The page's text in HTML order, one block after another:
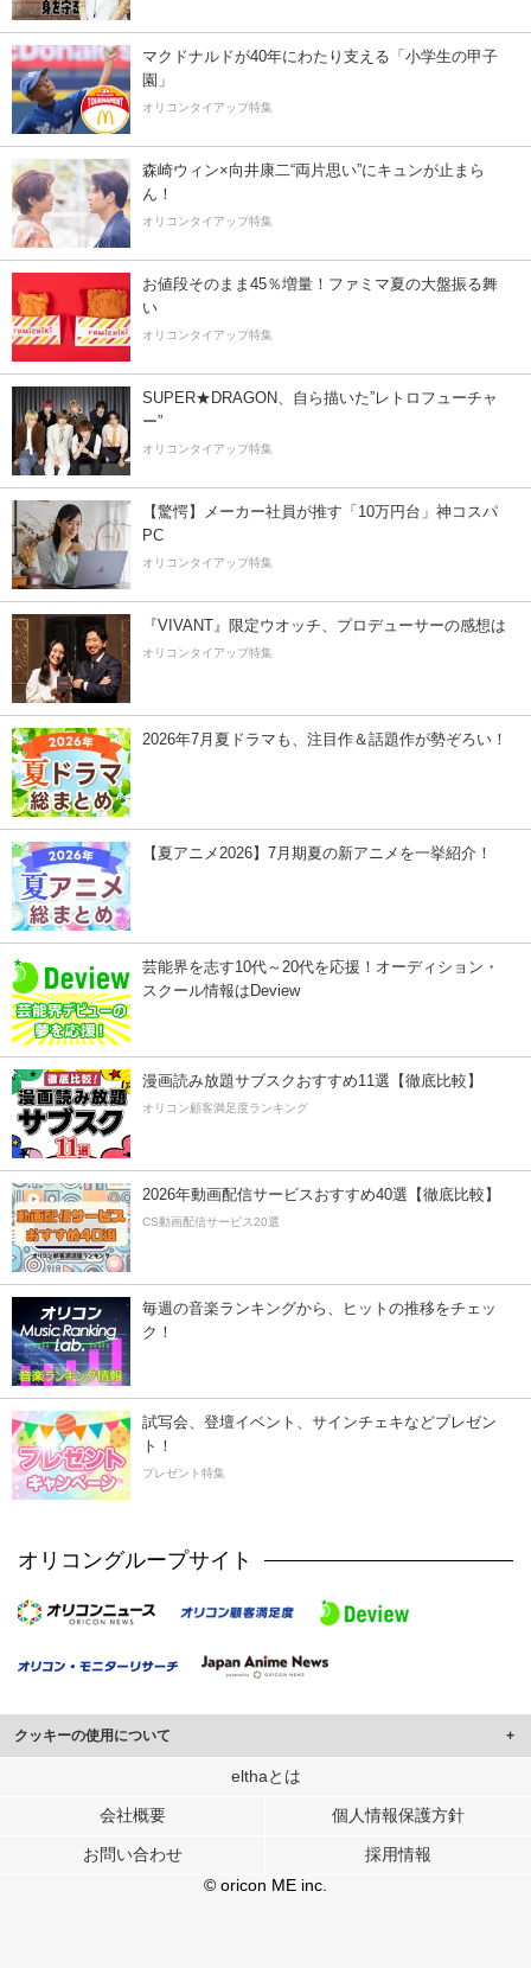
マクドナルドが40年にわたり支える「小学生の甲子
園」
オリコンタイアップ特集
森崎ウィン×向井康二“両片思い”にキュンが止まら
ん！
オリコンタイアップ特集
お値段そのまま45％増量！ファミマ夏の大盤振る舞
い
オリコンタイアップ特集
SUPER★DRAGON、自ら描いた”レトロフューチャ
ー”
オリコンタイアップ特集
【驚愕】メーカー社員が推す「10万円台」神コスパ
PC
オリコンタイアップ特集
『VIVANT』限定ウオッチ、プロデューサーの感想は
オリコンタイアップ特集
2026年7月夏ドラマも、注目作＆話題作が勢ぞろい！
【夏アニメ2026】7月期夏の新アニメを一挙紹介！
芸能界を志す10代～20代を応援！オーディション・
スクール情報はDeview
漫画読み放題サブスクおすすめ11選【徹底比較】
オリコン顧客満足度ランキング
2026年動画配信サービスおすすめ40選【徹底比較】
CS動画配信サービス20選
毎週の音楽ランキングから、ヒットの推移をチェッ
ク！
試写会、登壇イベント、サインチェキなどプレゼン
ト！
プレゼント特集
オリコングループサイト
クッキーの使用について
このサイトでは Cookie を使用して、ユーザーに合わせたコンテンツや広告の
行っています。
メディアや広告配信、データ解析の各パートナーに提供しています。
各パートナーは、この情報とユーザーが各パートナーに提供した他の情報や、
ユーザーが各パートナーのサービスを使用したときに収集した他の情報を組み
elthaとは
会社概要 個人情報保護方針
お問い合わせ
採用情報
© oricon ME inc.